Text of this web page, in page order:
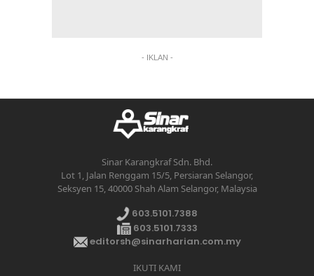
- IKLAN -
Sinar Karangkraf Sdn. Bhd.
Lot 1, Jalan Renggam 15/5, Persiaran Selangor,
Seksyen 15, 40000 Shah Alam Selangor, Malaysia
603.5101.7388
603.5101.7333
editorsh@sinarharian.com.my
IKUTI KAMI